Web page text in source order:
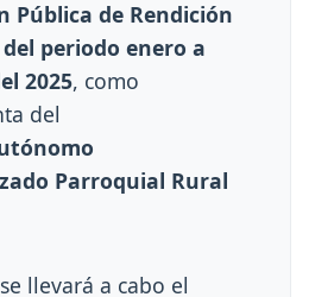
Pública de Rendición
periodo enero a
2025, como
del
Parroquial Rural
llevará a cabo el